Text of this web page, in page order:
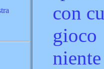
con
gioco
niente